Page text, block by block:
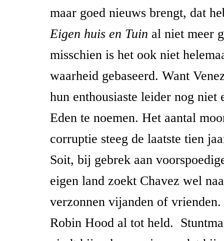
maar goed nieuws brengt, dat
Eigen huis en Tuin al niet meer
misschien is het ook niet
waarheid gebaseerd. Want
hun enthousiaste leider nog niet
Eden te noemen. Het aantal
corruptie steeg de laatste tien
Soit, bij gebrek aan
eigen land zoekt Chavez wel
verzonnen vijanden of
Robin Hood al tot held.